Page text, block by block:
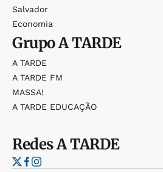
Salvador
Economia
GrupoA TARDE
A TARDE
A TARDE FM
MASSA!
A TARDE EDUCAÇÃO
RedesA TARDE